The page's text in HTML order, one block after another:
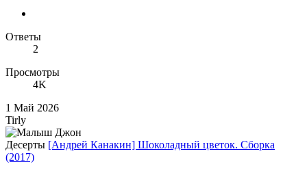
Ответы
2
Просмотры
4K
1 Май 2026
Tirly
Десерты [Андрей Канакин] Шоколадный цветок. Сборка
(2017)